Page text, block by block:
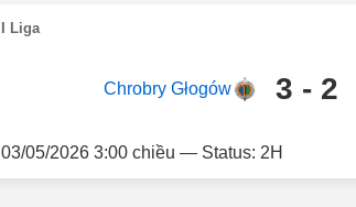
I Liga
Chrobry Głogów 3 - 2
03/05/2026 3:00 chiều — Status: 2H